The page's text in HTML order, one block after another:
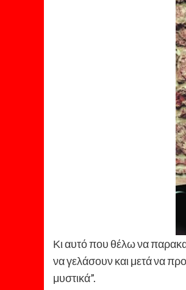
Κι αυτό που θέλω να
να γελάσουν και μετά να
μυστικά”.